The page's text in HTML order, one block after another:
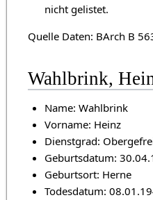
nicht gelistet.
Quelle Daten: BArch B
Wahlbrink,
Name: Wahlbrink
Vorname: Heinz
Dienstgrad:
Geburtsdatum:
Geburtsort: Herne
Todesdatum: